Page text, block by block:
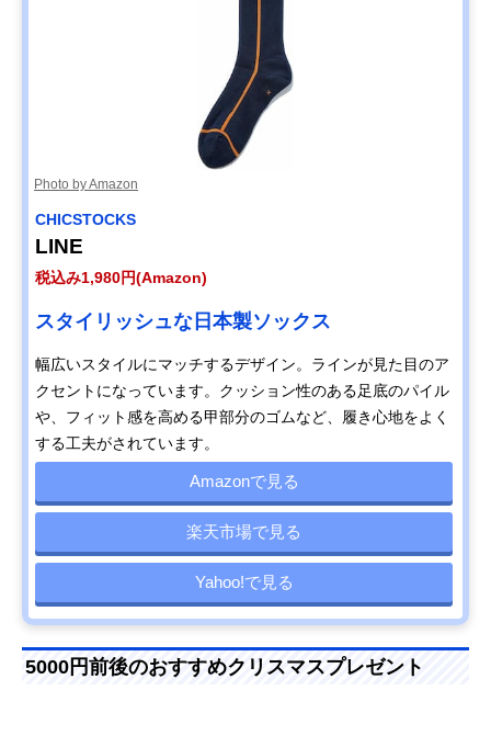
Photo by Amazon
CHICSTOCKS
LINE
税込み1,980円(Amazon)
スタイリッシュな日本製ソックス
幅広いスタイルにマッチするデザイン。ラインが見た目のア
クセントになっています。クッション性のある足底のパイル
や、フィット感を高める甲部分のゴムなど、履き心地をよく
する工夫がされています。
Amazonで見る
楽天市場で見る
Yahoo!で見る
5000円前後のおすすめクリスマスプレゼント